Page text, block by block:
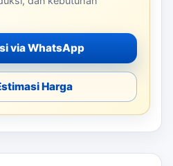
via WhatsApp
Harga